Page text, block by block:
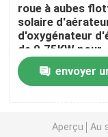
Aérateur
Aérateur
Aérateur de
roue à aubes
solaire
d'oxygénateur
de 0.75KW pour
l'étang à poissons
envoyer
Aperçu Au